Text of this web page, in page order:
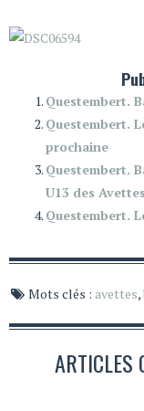
Questembert.
Questembert.
prochaine
Questembert.
U13 des Avettes
Questembert.
Mots clés : avettes,
ARTICLES